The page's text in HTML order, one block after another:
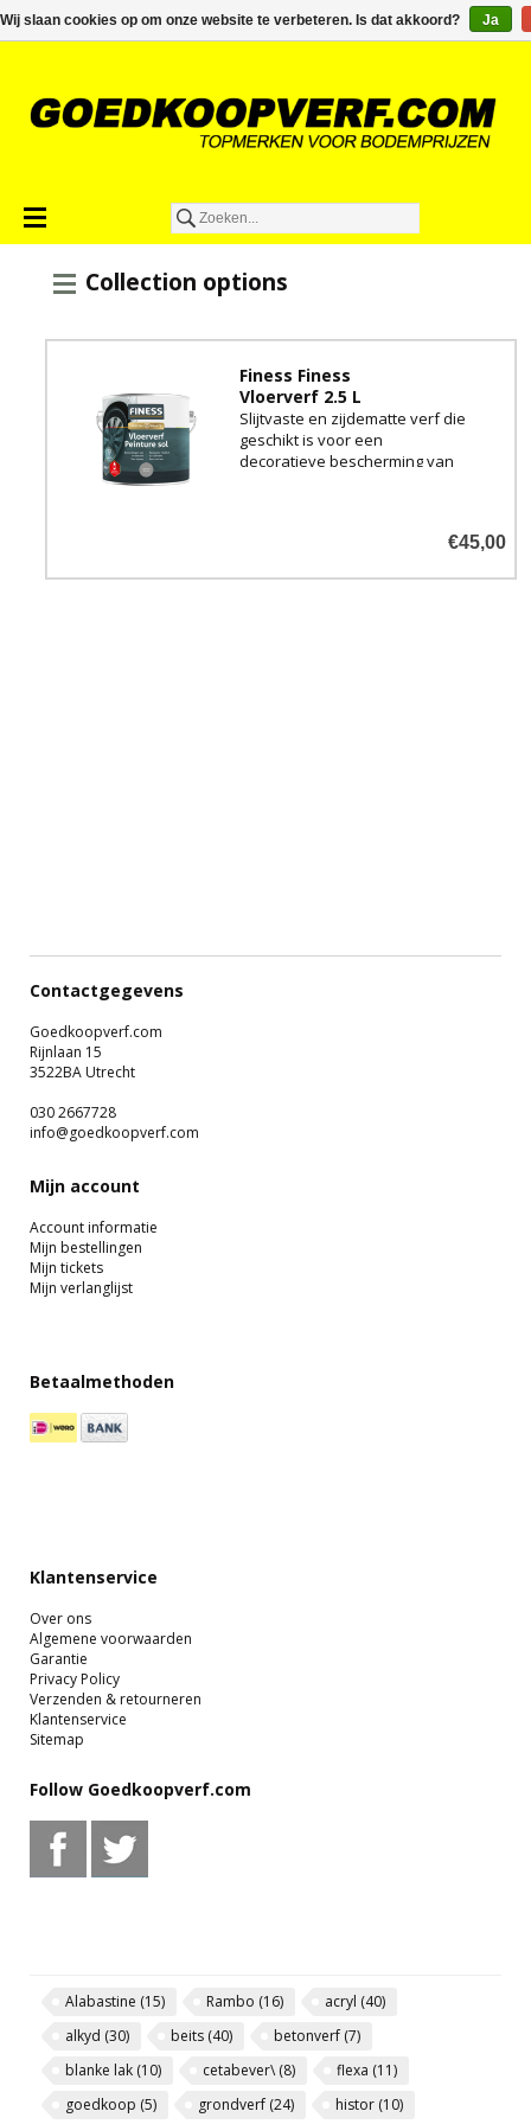
€0,00
Collection options
Finess Finess
Vloerverf 2.5 L
Slijtvaste en zijdematte verf die
geschikt is voor een
decoratieve bescherming van
Bestand tegen brandstof, olie,€45,00
Contactgegevens
Goedkoopverf.com
Rijnlaan 15
3522BA Utrecht
030 2667728
info@goedkoopverf.com
Mijn account
Account informatie
Mijn bestellingen
Mijn tickets
Mijn verlanglijst
Betaalmethoden
Klantenservice
Over ons
Algemene voorwaarden
Garantie
Privacy Policy
Verzenden & retourneren
Klantenservice
Sitemap
Follow Goedkoopverf.com
Alabastine (15) Rambo (16) acryl (40)
alkyd (30) beits (40) betonverf (7)
blanke lak (10) cetabever\(8) flexa (11)
goedkoop (5) grondverf (24) histor (10)
Wij slaan cookies op om onze website te verbeteren. Is dat akkoord? Ja